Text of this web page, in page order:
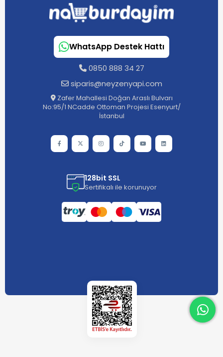
WhatsApp Destek Hattı
0850 888 34 27
siparis@neyzenyapi.com
Zafer Mahallesi Doğan Araslı Bulvarı
No:95/1 NCadde Ottoman Projesi Esenyurt/
İstanbul
128bit SSL
Sertifikalı ile korunuyor